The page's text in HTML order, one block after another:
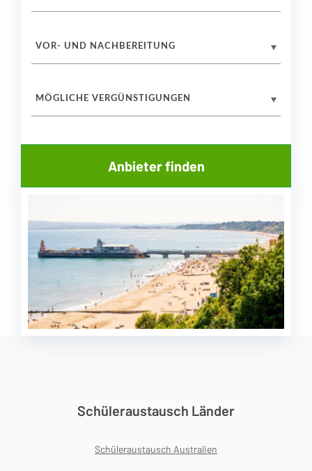
VOR- UND NACHBEREITUNG
MÖGLICHE VERGÜNSTIGUNGEN
Schüleraustausch Länder
Schüleraustausch Australien